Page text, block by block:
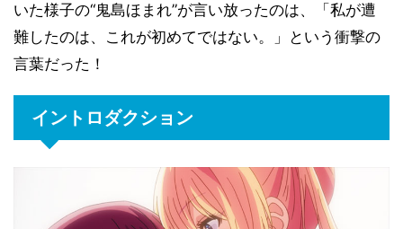
いた様子の“鬼島ほまれ”が言い放ったのは、「私が遭
難したのは、これが初めてではない。」という衝撃の
言葉だった！
イントロダクション